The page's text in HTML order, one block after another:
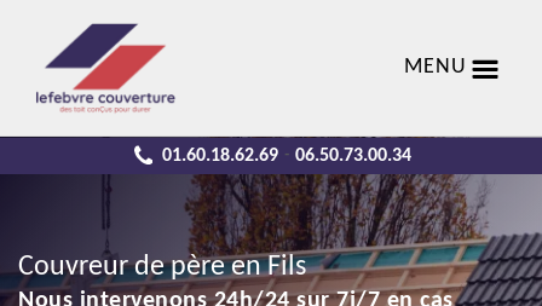
MENU
01.60.18.62.69 - 06.50.73.00.34
Couvreur de père en Fils
Nous intervenons 24h/24 sur 7j/7 en cas